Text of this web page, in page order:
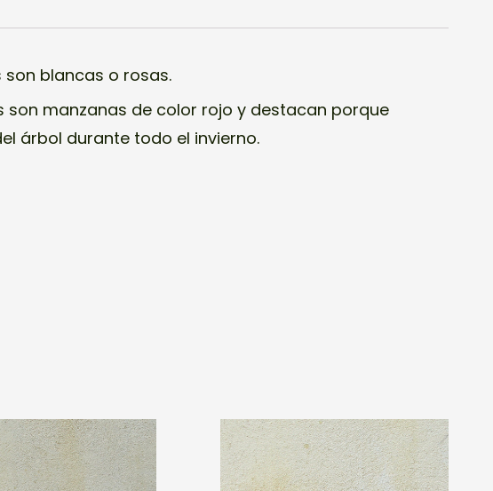
son blancas o rosas.
son manzanas de color rojo y destacan porque
árbol durante todo el invierno.